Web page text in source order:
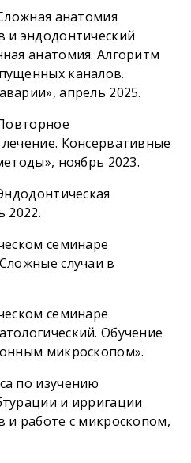
анатомия
и эндодонтический
анатомия. Алгоритм
каналов.
апрель 2025.
Консервативные
ноябрь 2023.
2022.
семинаре
случаи в
семинаре
Обучение
микроскопом».
по изучению
и ирригации
и работе с микроскопом,